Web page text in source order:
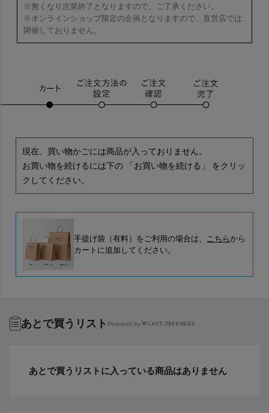
※無くなり次第終了となりますので、ご了承ください。
※オンラインショップ限定の企画となりますので、直営店では
開催しておりません。
現在、買い物かごには商品が入っておりません。
お買い物を続けるには下の 「お買い物を続ける」 をクリッ
クしてください。
手提げ袋（有料）をご利用の場合は、 こちらから
カートに追加してください。
あとで買うリスト Powered by
あとで買うリストに入っている商品はありません